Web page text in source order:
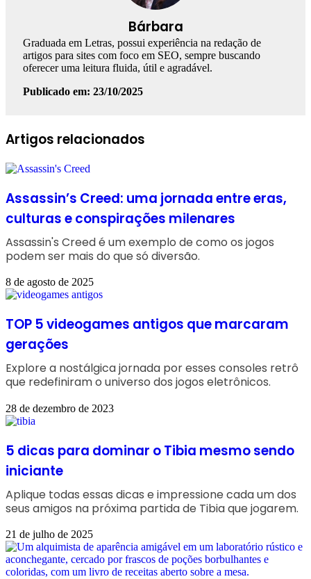
Bárbara
Graduada em Letras, possui experiência na redação de
artigos para sites com foco em SEO, sempre buscando
oferecer uma leitura fluida, útil e agradável.
Publicado em: 23/10/2025
Facebook
Linkedin
WhatsApp
Telegram
Artigos relacionados
Assassin’s Creed: uma jornada entre eras,
culturas e conspirações milenares
Assassin's Creed é um exemplo de como os jogos
podem ser mais do que só diversão.
8 de agosto de 2025
TOP 5 videogames antigos que marcaram
gerações
Explore a nostálgica jornada por esses consoles retrô
que redefiniram o universo dos jogos eletrônicos.
28 de dezembro de 2023
5 dicas para dominar o Tibia mesmo sendo
iniciante
Aplique todas essas dicas e impressione cada um dos
seus amigos na próxima partida de Tibia que jogarem.
21 de julho de 2025